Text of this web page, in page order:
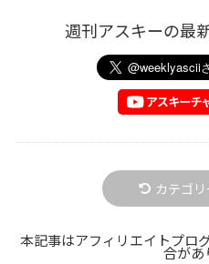
週刊アスキーの最
カテゴ
本記事はアフィリエイトプロ
合があ